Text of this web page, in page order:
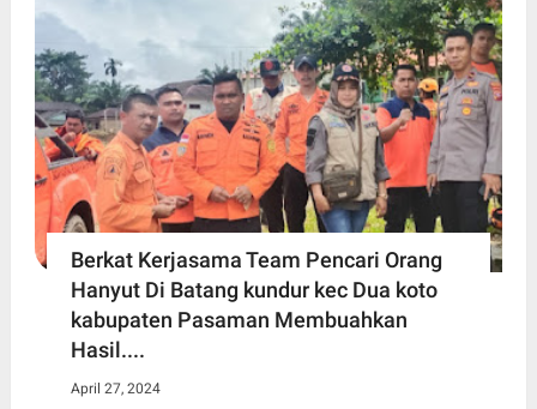
Berkat Kerjasama Team Pencari Orang
Hanyut Di Batang kundur kec Dua koto
kabupaten Pasaman Membuahkan
Hasil....
April 27, 2024